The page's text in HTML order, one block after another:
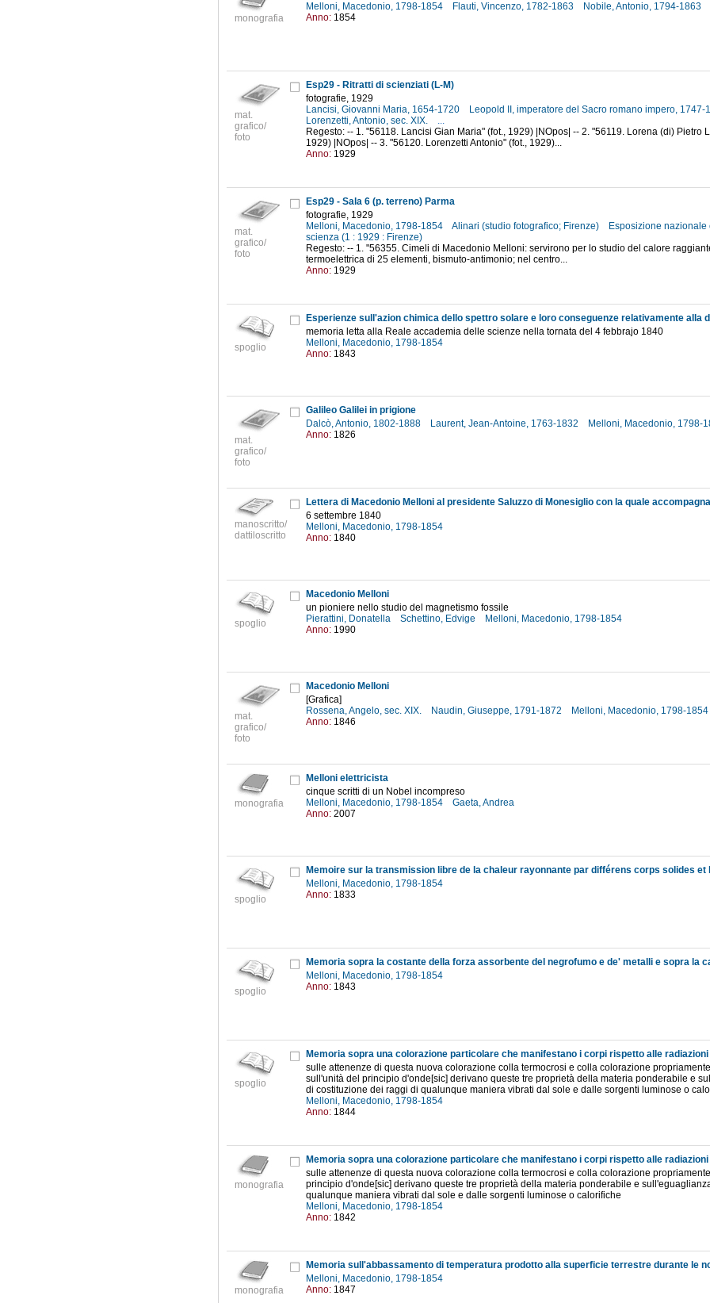
monografia
Melloni, Macedonio, 1798-1854
Flauti, Vincenzo, 1782-1863 Nobile, Antonio, 1794-1863
Anno: 1854
mat.
grafico/
foto
Esp29 - Ritratti di scienziati (L-M)
fotografie, 1929
Lancisi, Giovanni Maria, 1654-1720
Leopold II, imperatore del Sacro romano impero, 1747-
Lorenzetti, Antonio, sec. XIX.
...
Regesto: -- 1. "56118. Lancisi Gian Maria" (fot., 1929) |NOpos| -- 2. "56119. Lorena (di) Pietro
1929) |NOpos| -- 3. "56120. Lorenzetti Antonio" (fot., 1929)...
Anno: 1929
mat.
grafico/
foto
Esp29 - Sala 6 (p. terreno) Parma
fotografie, 1929
Melloni, Macedonio, 1798-1854
Alinari (studio fotografico; Firenze)
Esposizione nazionale
scienza (1 : 1929 : Firenze)
Regesto: -- 1. "56355. Cimeli di Macedonio Melloni: servirono per lo studio del calore
termoelettrica di 25 elementi, bismuto-antimonio; nel centro...
Anno: 1929
spoglio
memoria letta alla Reale accademia delle scienze nella tornata del 4 febbrajo 1840
Melloni, Macedonio, 1798-1854
Anno: 1843
mat.
grafico/
foto
Galileo Galilei in prigione
Dalcò, Antonio, 1802-1888
Laurent, Jean-Antoine, 1763-1832 Melloni, Macedonio, 1798-
Anno: 1826
manoscritto/
dattiloscritto
6 settembre 1840
Melloni, Macedonio, 1798-1854
Anno: 1840
spoglio
Macedonio Melloni
un pioniere nello studio del magnetismo fossile
Pierattini, Donatella
Schettino, Edvige
Melloni, Macedonio, 1798-1854
Anno: 1990
mat.
grafico/
foto
Macedonio Melloni
[Grafica]
Rossena, Angelo, sec. XIX.
Naudin, Giuseppe, 1791-1872
Melloni, Macedonio, 1798-1854
Anno: 1846
monografia
Melloni elettricista
cinque scritti di un Nobel incompreso
Melloni, Macedonio, 1798-1854
Gaeta, Andrea
Anno: 2007
spoglio
Memoire sur la transmission libre de la chaleur rayonnante par différens corps solides et
Melloni, Macedonio, 1798-1854
Anno: 1833
spoglio
Melloni, Macedonio, 1798-1854
Anno: 1843
spoglio
Memoria sopra una colorazione particolare che manifestano i corpi rispetto alle
sulle attenenze di questa nuova colorazione colla termocrosi e colla colorazione
sull'unità del principio d'onde[sic] derivano queste tre proprietà della materia ponderabile e
di costituzione dei raggi di qualunque maniera vibrati dal sole e dalle sorgenti luminose o
Melloni, Macedonio, 1798-1854
Anno: 1844
monografia
Memoria sopra una colorazione particolare che manifestano i corpi rispetto alle
sulle attenenze di questa nuova colorazione colla termocrosi e colla colorazione
principio d'onde[sic] derivano queste tre proprietà della materia ponderabile e
qualunque maniera vibrati dal sole e dalle sorgenti luminose o calorifiche
Melloni, Macedonio, 1798-1854
Anno: 1842
monografia
Melloni, Macedonio, 1798-1854
Anno: 1847